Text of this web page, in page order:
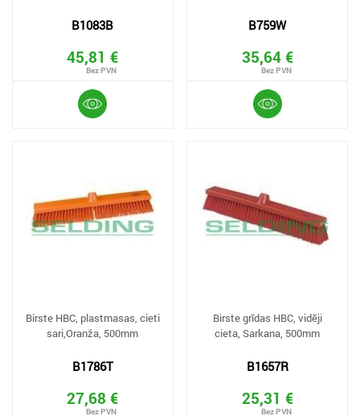
B1083B
45,81 €
B759W
35,64 €
Birste HBC, plastmasas, cieti
sari,Oranža, 500mm
B1786T
27,68 €
Birste grīdas HBC, vidēji
cieta, Sarkana, 500mm
B1657R
25,31 €